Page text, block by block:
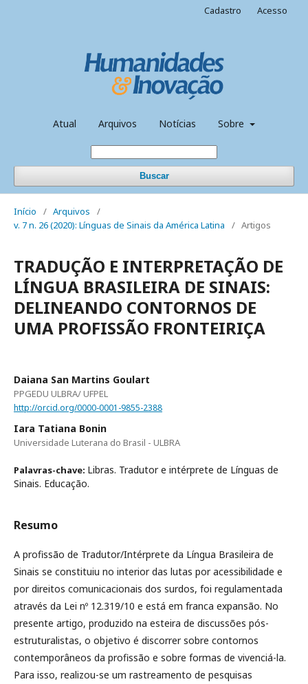
Atual Arquivos Notícias Sobre
Buscar
Cadastro Acesso
Início / Arquivos
/
v. 7 n. 26 (2020): Línguas de Sinais da América Latina
/ Artigos
TRADUÇÃO E INTERPRETAÇÃO DE
LÍNGUA BRASILEIRA DE SINAIS:
DELINEANDO CONTORNOS DE
UMA PROFISSÃO FRONTEIRIÇA
Daiana San Martins Goulart
PPGEDU ULBRA/ UFPEL
http://orcid.org/0000-0001-9855-2388
Iara Tatiana Bonin
Universidade Luterana do Brasil - ULBRA
Palavras-chave: Libras. Tradutor e intérprete de Línguas de
Sinais. Educação.
Resumo
A profissão de Tradutor/Intérprete da Língua Brasileira de
Sinais se constituiu no interior das lutas por acessibilidade e
por direitos comunicacionais dos surdos, foi regulamentada
através da Lei nº 12.319/10 e está em franca expansão. No
presente artigo, produzido na esteira de discussões pós-
estruturalistas, o objetivo é discorrer sobre contornos
contemporâneos da profissão e sobre formas de vivenciá-la.
Para isso, realizou-se um rastreamento de pesquisas